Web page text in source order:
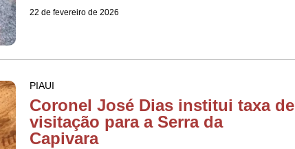
22 de fevereiro de 2026
PIAUI
Coronel José Dias institui taxa de
visitação para a Serra da
Capivara